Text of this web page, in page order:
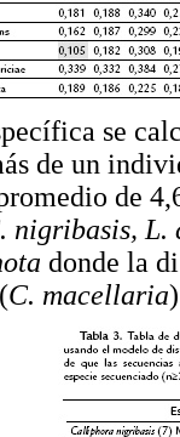
se
de un
de
nigribasis, L.
donde la
C. macellaria